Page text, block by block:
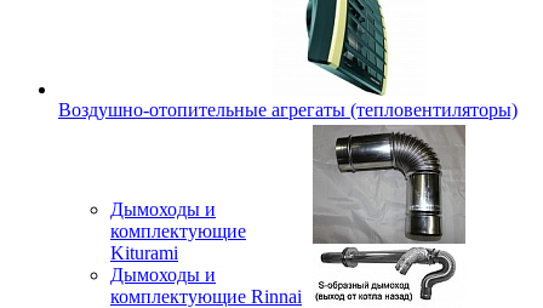
Воздушно-отопительные агрегаты (тепловентиляторы)
Дымоходы и
комплектующие
Kiturami
Дымоходы и
комплектующие Rinnai